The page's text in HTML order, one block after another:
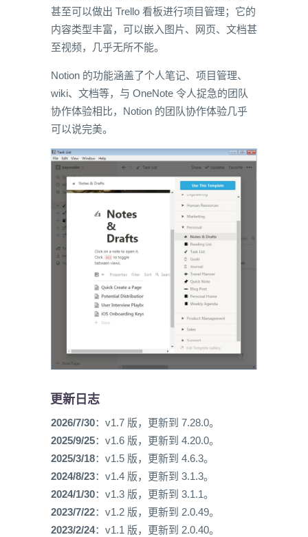
甚至可以做出 Trello 看板进行项目管理；它的
内容类型丰富，可以嵌入图片、网页、文档甚
至视频，几乎无所不能。
Notion 的功能涵盖了个人笔记、项目管理、
wiki、文档等，与 OneNote 令人捉急的团队
协作体验相比，Notion 的团队协作体验几乎
可以说完美。
更新日志
2026/7/30：v1.7 版，更新到 7.28.0。
2025/9/25：v1.6 版，更新到 4.20.0。
2025/3/18：v1.5 版，更新到 4.6.3。
2024/8/23：v1.4 版，更新到 3.1.3。
2024/1/30：v1.3 版，更新到 3.1.1。
2023/7/22：v1.2 版，更新到 2.0.49。
2023/2/24：v1.1 版，更新到 2.0.40。